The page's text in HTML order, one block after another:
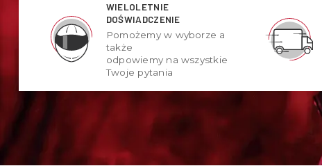
WIELOLETNIE
DOŚWIADCZENIE
Pomożemy w wyborze a
także
odpowiemy na wszystkie
Twoje pytania